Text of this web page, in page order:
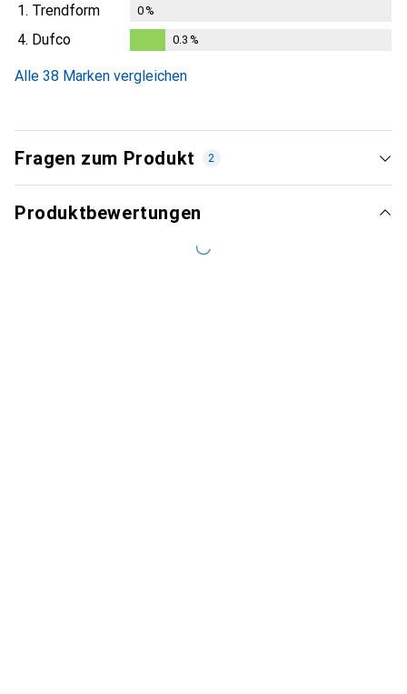
1. Trendform 0%
4. Dufco 0.3 %
Alle 38 Marken vergleichen
Fragen zum Produkt 2
Produktbewertungen